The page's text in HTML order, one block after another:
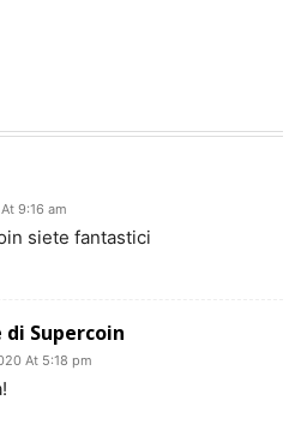
9:16 am
siete fantastici
di Supercoin
At 5:18 pm